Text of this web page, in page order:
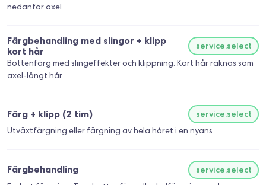
nedanför axel
Färgbehandling med slingor + klipp
kort hår
service.select
Bottenfärg med slingeffekter och klippning. Kort hår räknas som
axel-långt hår
Färg + klipp (2 tim)
service.select
Utväxtfärgning eller färgning av hela håret i en nyans
Färgbehandling
service.select